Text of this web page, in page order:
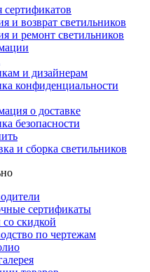
сертификатов
и возврат светильников
и ремонт светильников
и дизайнерам
конфиденциальности
о доставке
безопасности
и сборка светильников
сертификаты
скидкой
по чертежам